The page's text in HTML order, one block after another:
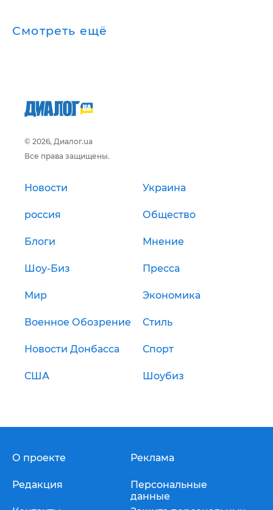
Смотреть ещё
© 2026, Диалог.ua
Все права защищены.
Новости Украина
россия Общество
Блоги Мнение
Шоу-Биз Пресса
Мир Экономика
Военное Обозрение Стиль
Новости Донбасса Спорт
США Шоубиз
О проекте
Редакция
Реклама
Персональные
данные